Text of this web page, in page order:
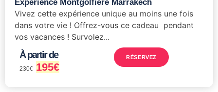
Expérience Montgolfière Marrakech
Vivez cette expérience unique au moins une fois
dans votre vie ! Offrez-vous ce cadeau pendant
vos vacances ! Survolez...
À partir de
230€ 195€
RÉSERVEZ